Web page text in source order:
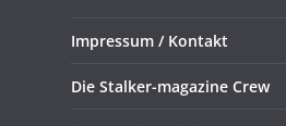
Impressum / Kontakt
Die Stalker-magazine Crew